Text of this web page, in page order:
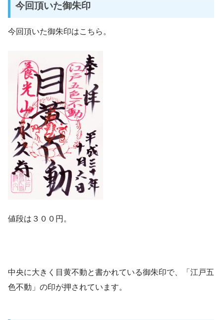
今回頂いた御朱印
今回頂いた御朱印はこちら。
値段は３００円。
中央に大きく目黄不動と書かれている御朱印で、「江戸五
色不動」の印が押されています。